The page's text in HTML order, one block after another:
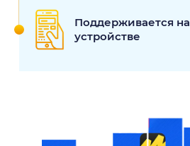
Поддерживается
устройстве